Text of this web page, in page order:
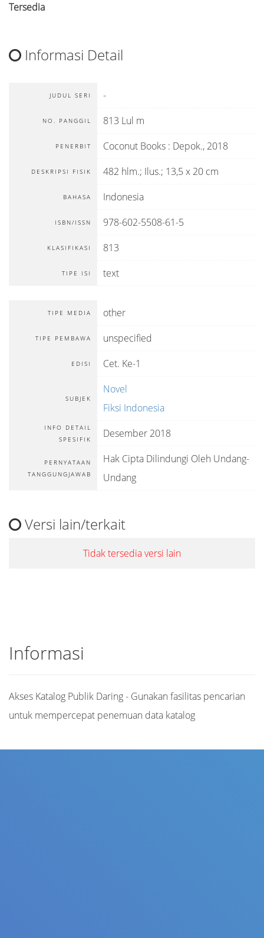
Tersedia
Informasi Detail
JUDUL SERI -
NO. PANGGIL 813 Lul m
PENERBIT Coconut Books : Depok., 2018
DESKRIPSI FISIK 482 hlm.; Ilus.; 13,5 x 20 cm
BAHASA Indonesia
ISBN/ISSN 978-602-5508-61-5
KLASIFIKASI 813
TIPE ISI text
TIPE MEDIA other
TIPE PEMBAWA unspecified
EDISI Cet. Ke-1
SUBJEK
Novel
Fiksi Indonesia
INFO DETAIL
SPESIFIK
Desember 2018
PERNYATAAN
TANGGUNGJAWAB
Hak Cipta Dilindungi Oleh Undang-
Undang
Versi lain/terkait
Tidak tersedia versi lain
Informasi
Akses Katalog Publik Daring - Gunakan fasilitas pencarian
untuk mempercepat penemuan data katalog